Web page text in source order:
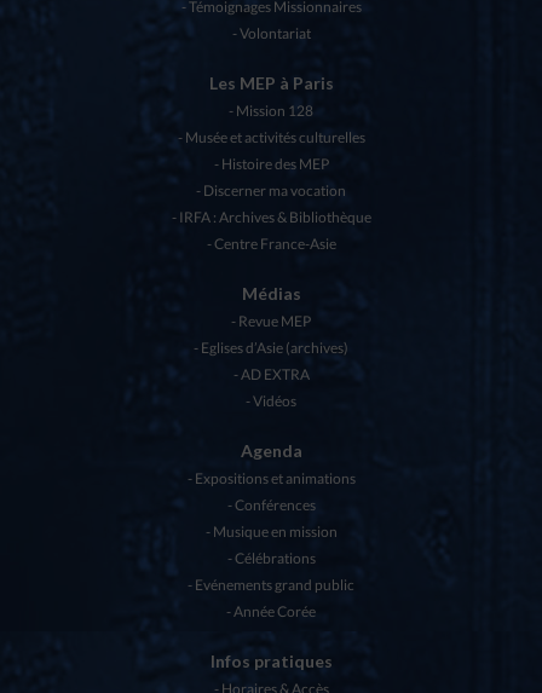
Témoignages Missionnaires
Volontariat
Les MEP à Paris
Mission 128
Musée et activités culturelles
Histoire des MEP
Discerner ma vocation
IRFA : Archives & Bibliothèque
Centre France-Asie
Médias
Revue MEP
Eglises d’Asie (archives)
AD EXTRA
Vidéos
Agenda
Expositions et animations
Conférences
Musique en mission
Célébrations
Evénements grand public
Année Corée
Infos pratiques
Horaires & Accès